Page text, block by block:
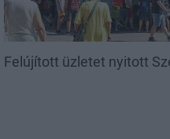
Felújított üzletet nyitott